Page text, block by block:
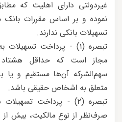
غیردولتی دارای اهلیت که
نموده و بر اساس مقررات بانک
تسهیلات بانکی ندارند.
تبصره (۱) - پرداخت
سهم‌الشرکه آن‌ها مستقیم و
متعلق به اشخاص حقیقی باشد.
تبصره (۲) - پرداخت